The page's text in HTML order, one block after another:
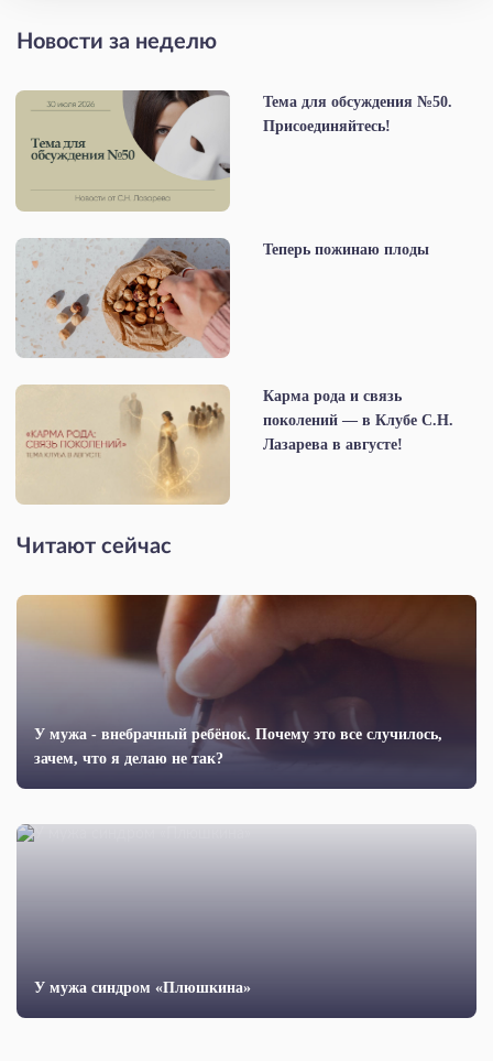
Новости за неделю
Тема для обсуждения №50.
Присоединяйтесь!
Теперь пожинаю плоды
Карма рода и связь
поколений — в Клубе С.Н.
Лазарева в августе!
Читают сейчас
У мужа - внебрачный ребёнок. Почему это все случилось,
зачем, что я делаю не так?
У мужа синдром «Плюшкина»